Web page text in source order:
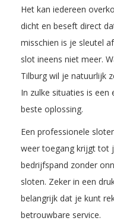
Het kan iedereen
dicht en beseft direct
misschien is je sleutel
slot ineens niet meer.
Tilburg wil je natuurlijk
In zulke situaties is een
beste oplossing.
Een professionele
weer toegang krijgt tot
bedrijfspand zonder
sloten. Zeker in een
belangrijk dat je kunt
betrouwbare service.